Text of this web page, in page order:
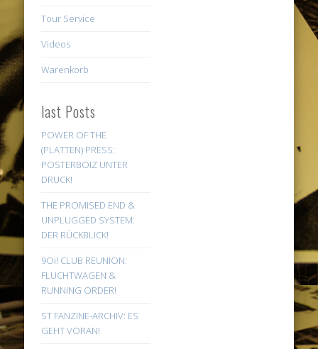
Tour Service
Videos
Warenkorb
last Posts
POWER OF THE
(PLATTEN) PRESS:
POSTERBOIZ UNTER
DRUCK!
THE PROMISED END &
UNPLUGGED SYSTEM:
DER RÜCKBLICK!
9Oi! CLUB REUNION:
FLUCHTWAGEN &
RUNNING ORDER!
ST FANZINE-ARCHIV: ES
GEHT VORAN!